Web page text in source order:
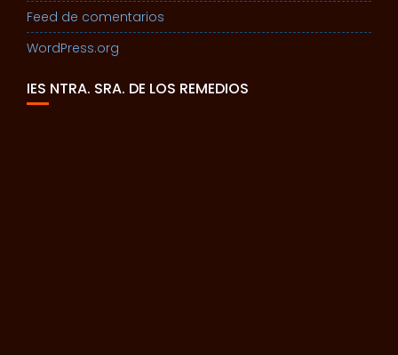
Feed de comentarios
WordPress.org
IES NTRA. SRA. DE LOS REMEDIOS